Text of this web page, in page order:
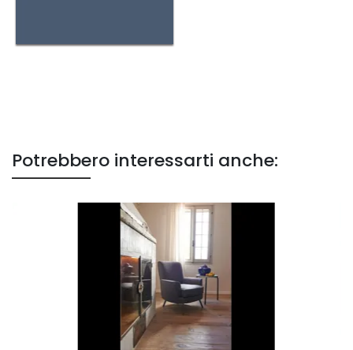
Potrebbero interessarti anche: